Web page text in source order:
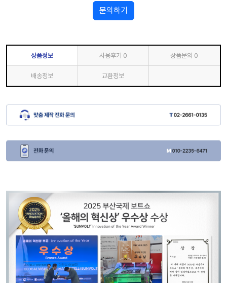
문의하기
상품정보 사용후기 0 상품문의 0
배송정보 교환정보